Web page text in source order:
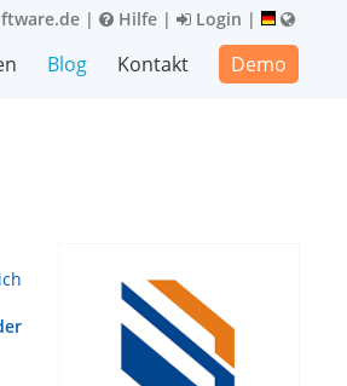
| Hilfe | Login |
Blog Kontakt Demo